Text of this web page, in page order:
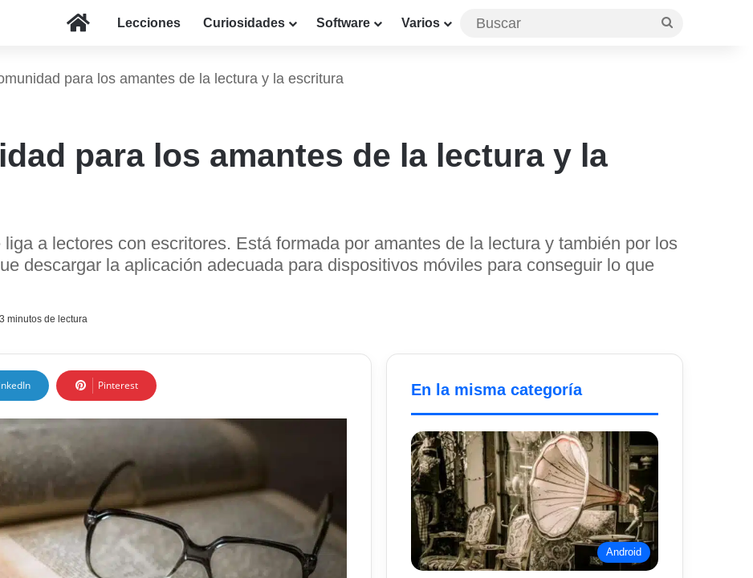
InicioLecciones Curiosidades Software Varios
para los amantes de la lectura y la escritura
para los amantes de la lectura y la
a lectores con escritores. Está formada por amantes de la lectura y también por los
descargar la aplicación adecuada para dispositivos móviles para conseguir lo que
3 minutos de lectura
Pinterest En la misma categoría
Android